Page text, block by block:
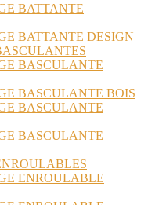
BATTANTE
BATTANTE DESIGN
BASCULANTE
BASCULANTE BOIS
BASCULANTE
BASCULANTE
ENROULABLE